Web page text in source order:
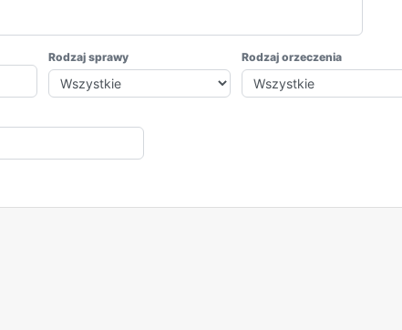
Rodzaj sprawy Rodzaj orzeczenia